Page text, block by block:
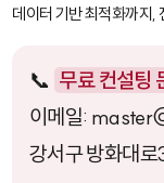
데이터 기반 최적화까지,
📞 무료 컨설팅
이메일:
강서구 방화대